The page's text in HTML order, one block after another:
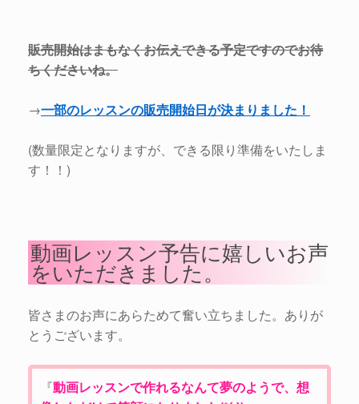
販売開始はまもなくお伝えできる予定ですのでお待
ちくださいね。
→一部のレッスンの販売開始日が決まりました！
(数量限定となりますが、できる限り準備をいたしま
す！！)
動画レッスン予告に嬉しいお声
をいただきました。
皆さまのお声にあらためて奮い立ちました。ありが
とうございます。
『動画レッスンで作れるなんて夢のようで、想